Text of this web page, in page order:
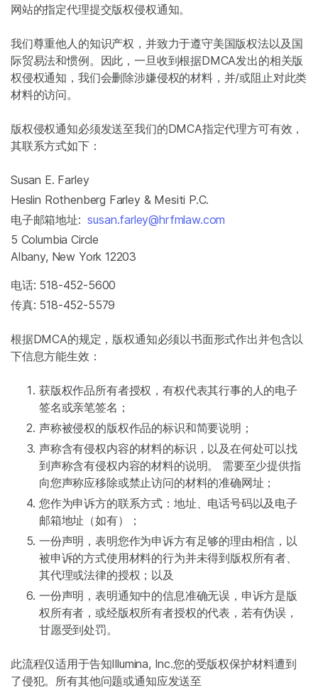
网站的指定代理提交版权侵权通知。
我们尊重他人的知识产权，并致力于遵守美国版权法以及国
际贸易法和惯例。因此，一旦收到根据DMCA发出的相关版
权侵权通知，我们会删除涉嫌侵权的材料，并/或阻止对此类
材料的访问。
版权侵权通知必须发送至我们的DMCA指定代理方可有效，
其联系方式如下：
Susan E. Farley
Heslin Rothenberg Farley & Mesiti P.C.
电子邮箱地址:susan.farley@hrfmlaw.com
5 Columbia Circle
Albany, New York 12203
电话: 518-452-5600
传真: 518-452-5579
根据DMCA的规定，版权通知必须以书面形式作出并包含以
下信息方能生效：
获版权作品所有者授权，有权代表其行事的人的电子
签名或亲笔签名；
声称被侵权的版权作品的标识和简要说明；
声称含有侵权内容的材料的标识，以及在何处可以找
到声称含有侵权内容的材料的说明。 需要至少提供指
向您声称应移除或禁止访问的材料的准确网址；
您作为申诉方的联系方式：地址、电话号码以及电子
邮箱地址（如有）；
一份声明，表明您作为申诉方有足够的理由相信，以
被申诉的方式使用材料的行为并未得到版权所有者、
其代理或法律的授权；以及
一份声明，表明通知中的信息准确无误，申诉方是版
权所有者，或经版权所有者授权的代表，若有伪误，
甘愿受到处罚。
此流程仅适用于告知Illumina, Inc.您的受版权保护材料遭到
了侵犯。所有其他问题或通知应发送至